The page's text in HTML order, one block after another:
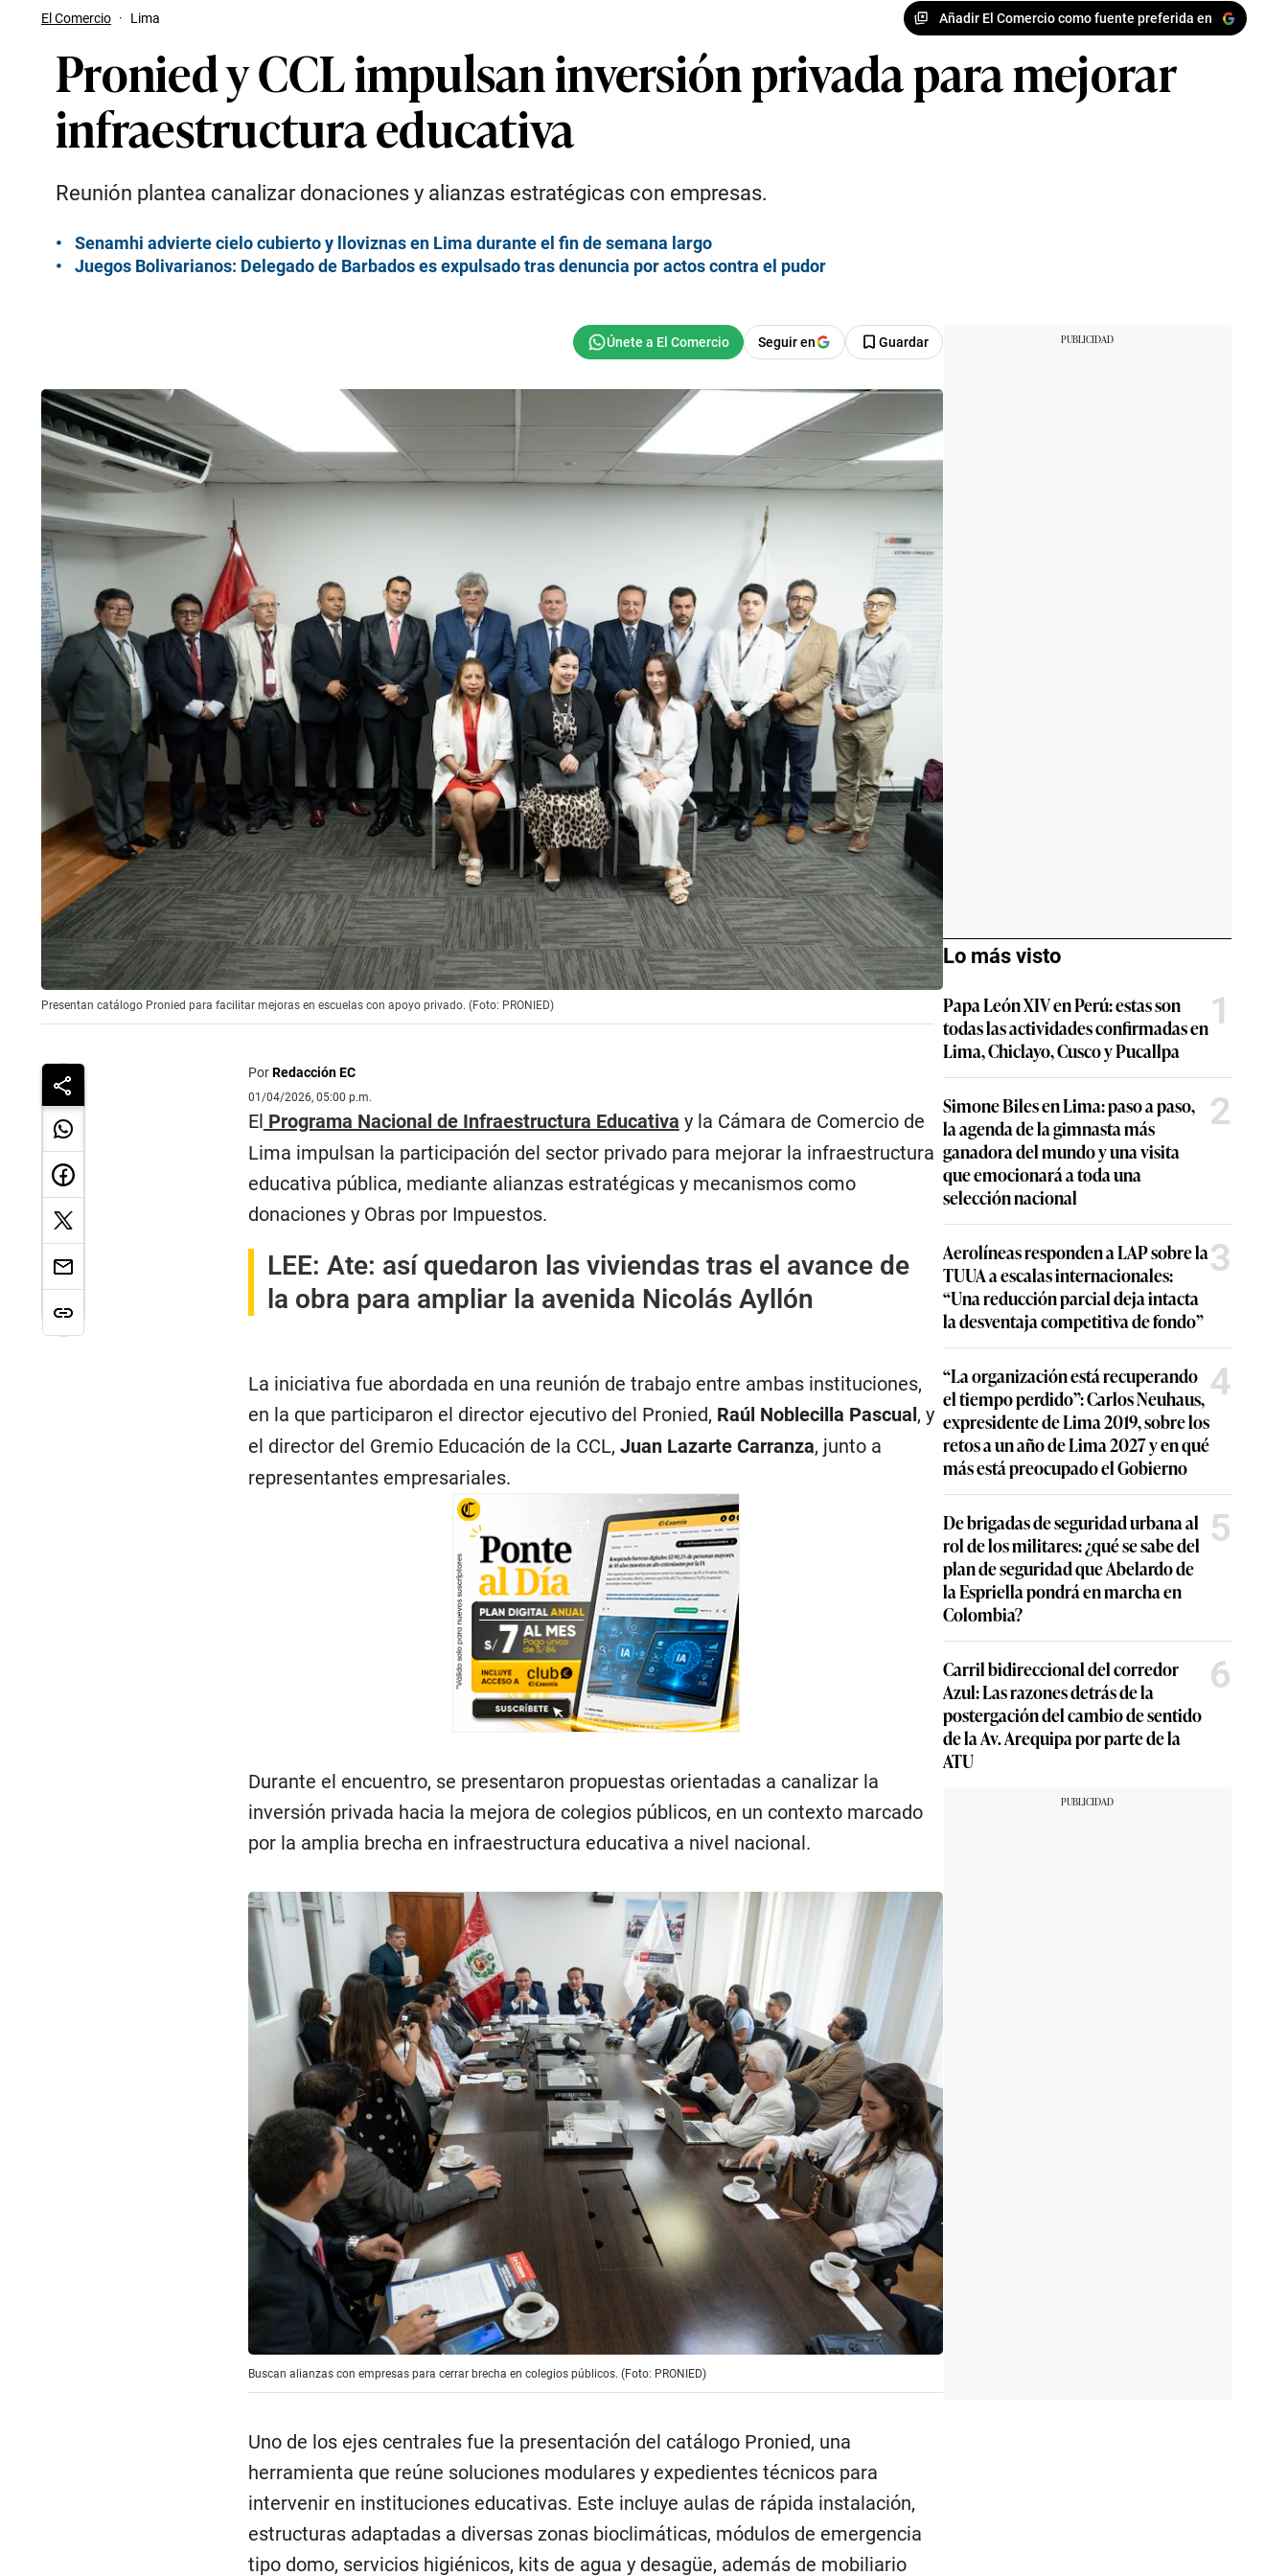
El Comercio · Lima Añadir El Comercio como fuente preferida en
Pronied y CCL impulsan inversión privada para mejorar
infraestructura educativa
Reunión plantea canalizar donaciones y alianzas estratégicas con empresas.
Senamhi advierte cielo cubierto y lloviznas en Lima durante el fin de semana largo
Juegos Bolivarianos: Delegado de Barbados es expulsado tras denuncia por actos contra el pudor
Seguir en Guardar
Presentan catálogo Pronied para facilitar mejoras en escuelas con apoyo privado. (Foto: PRONIED)
PorRedacción EC
01/04/2026, 05:00 p.m.
El Programa Nacional de Infraestructura Educativa y la Cámara de Comercio de
Lima impulsan la participación del sector privado para mejorar la infraestructura
educativa pública, mediante alianzas estratégicas y mecanismos como
donaciones y Obras por Impuestos.
LEE: Ate: así quedaron las viviendas tras el avance de
la obra para ampliar la avenida Nicolás Ayllón
La iniciativa fue abordada en una reunión de trabajo entre ambas instituciones,
en la que participaron el director ejecutivo del Pronied, Raúl Noblecilla Pascual, y
el director del Gremio Educación de la CCL, Juan Lazarte Carranza, junto a
representantes empresariales.
Durante el encuentro, se presentaron propuestas orientadas a canalizar la
inversión privada hacia la mejora de colegios públicos, en un contexto marcado
por la amplia brecha en infraestructura educativa a nivel nacional.
Buscan alianzas con empresas para cerrar brecha en colegios públicos. (Foto: PRONIED)
Uno de los ejes centrales fue la presentación del catálogo Pronied, una
herramienta que reúne soluciones modulares y expedientes técnicos para
intervenir en instituciones educativas. Este incluye aulas de rápida instalación,
estructuras adaptadas a diversas zonas bioclimáticas, módulos de emergencia
tipo domo, servicios higiénicos, kits de agua y desagüe, además de mobiliario
Lo más visto
Papa León XIV en Perú: estas son
todas las actividades confirmadas en
Lima, Chiclayo, Cusco y Pucallpa
1
Simone Biles en Lima: paso a paso,
la agenda de la gimnasta más
ganadora del mundo y una visita
que emocionará a toda una
selección nacional
2
Aerolíneas responden a LAP sobre la
TUUA a escalas internacionales:
“Una reducción parcial deja intacta
la desventaja competitiva de fondo”
3
“La organización está recuperando
el tiempo perdido”: Carlos Neuhaus,
expresidente de Lima 2019, sobre los
retos a un año de Lima 2027 y en qué
más está preocupado el Gobierno
4
De brigadas de seguridad urbana al
rol de los militares: ¿qué se sabe del
plan de seguridad que Abelardo de
la Espriella pondrá en marcha en
Colombia?
5
Carril bidireccional del corredor
Azul: Las razones detrás de la
postergación del cambio de sentido
de la Av. Arequipa por parte de la
ATU
6